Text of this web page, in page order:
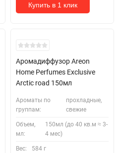
Купить в 1 клик
Аромадиффузор Areon
Home Perfumes Exclusive
Arctic road 150мл
Ароматы по
группам:
прохладные,
свежие
Объем,
мл:
150мл (до 40 кв.м ≈ 3-
4 мес)
Вес: 584 г